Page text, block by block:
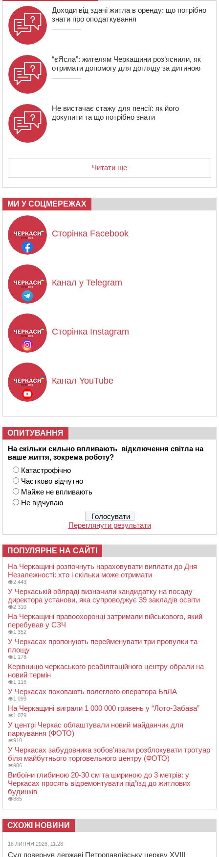
07:23 Уманські міграційники видворили з країни грузина,
який відсидів термін у колонії
Доходи від здачі житла в оренду: що потрібно
знати про оподаткування
“єЯсла”: жителям Черкащини роз’яснили, як
отримати допомогу для догляду за дитиною
Не вистачає стажу для пенсії: як його
докупити та що потрібно знати
Читати ще
МИ У СОЦМЕРЕЖАХ
Сторінка Facebook
Канал у Telegram
Сторінка Instagram
Канал YouTube
ОПИТУВАННЯ
На скільки сильно впливають відключення світла на
ваше життя, зокрема роботу?
Катастрофічно
Частково відчутно
Майже не впливають
Не відчуваю
Переглянути результати
ПОПУЛЯРНЕ НА САЙТІ
На Черкащині розпочнуть нараховувати виплати до Дня
Незалежності: хто і скільки може отримати
2 443
У Черкаській облраді визначили кандидатку на посаду
директора установи, яка супроводжує 39 закладів освіти
2 310
На Черкащині правоохоронці затримали військового, який
перебував у СЗЧ
1 352
У Черкасах пропонують перейменувати три провулки та
площу
1 178
Керівницю черкаського реабілітаційного центру обрали на
новий термін
1 116
У Черкасах поховають полеглого оператора БпЛА
1 099
На Черкащині виграли 1 000 000 гривень у “Лото-Забава”
1 079
У центрі Черкас облаштували новий майданчик для
паркування (ФОТО)
910
У Черкасах забудовника зобов’язали розблокувати тротуар
біля майбутнього торговельного центру (ФОТО)
906
Вибоїни глибиною 20-30 см та шириною до 3 метрів: у
Черкасах просять відремонтувати під’їзд до житлових
будинків
885
СХОЖІ НОВИНИ
18 ЛИПНЯ 2026, 11:28
Суд повернув державі Петропавлівську церкву XVIII